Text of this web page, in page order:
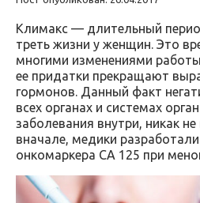
Климакс — длительный
треть жизни у женщин. Это
многими изменениями
ее придатки прекращают
гормонов. Данный факт
всех органах и системах
заболевания внутри, никак
вначале, медики
онкомаркера СА 125 при